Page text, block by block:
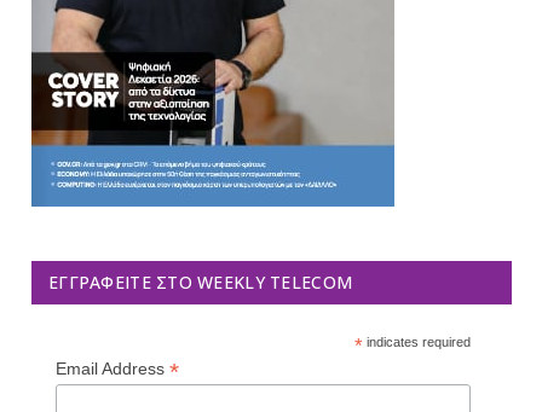
ΕΓΓΡΑΦΕΊΤΕ ΣΤΟ WEEKLY TELECOM
*indicates required
Email Address *